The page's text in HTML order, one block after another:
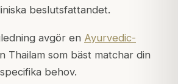
beslutsfattandet.
avgör en Ayurvedic-
Thailam som bäst matchar din
behov.